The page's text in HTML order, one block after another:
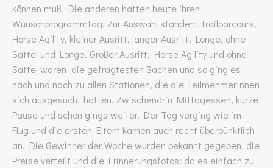
können muß. Die anderen hatten heute ihren
Wunschprogrammtag. Zur Auswahl standen: Trailparcours,
Horse Agility, kleiner Ausritt, langer Ausritt, Longe, ohne
Sattel und Longe. Großer Ausritt, Horse Agility und ohne
Sattel waren die gefragtesten Sachen und so ging es
nach und nach zu allen Stationen, die die TeilmehmerInnen
sich ausgesucht hatten. Zwischendrin Mittagessen, kurze
Pause und schon gings weiter. Der Tag verging wie im
Flug und die ersten Eltern kamen auch recht überpünktlich
an. Die Gewinner der Woche wurden bekannt gegeben, die
Preise verteilt und die Erinnerungsfotos: da es einfach zu